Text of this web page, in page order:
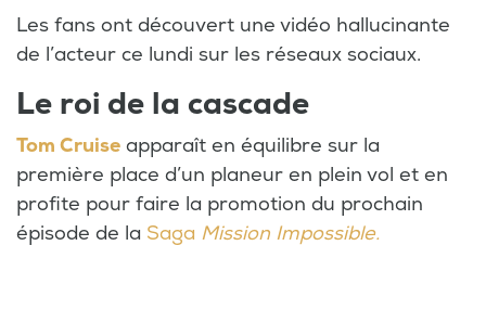
Les fans ont découvert une vidéo hallucinante
de l’acteur ce lundi sur les réseaux sociaux.
Le roi de la cascade
Tom Cruise apparaît en équilibre sur la
première place d’un planeur en plein vol et en
profite pour faire la promotion du prochain
épisode de la Saga Mission Impossible.